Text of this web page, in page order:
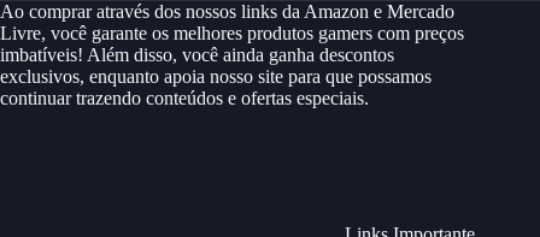
Ao comprar através dos nossos links da Amazon e Mercado
Livre, você garante os melhores produtos gamers com preços
imbatíveis! Além disso, você ainda ganha descontos
exclusivos, enquanto apoia nosso site para que possamos
continuar trazendo conteúdos e ofertas especiais.